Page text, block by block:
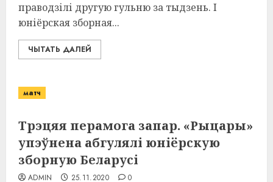
праводзілі другую гульню за тыдзень. І
юніёрская зборная...
ЧЫТАТЬ ДАЛЕЙ
матч
Трэцяя перамога запар. «Рыцары»
упэўнена абгулялі юніёрскую
зборную Беларусі
ADMIN 25.11.2020 0